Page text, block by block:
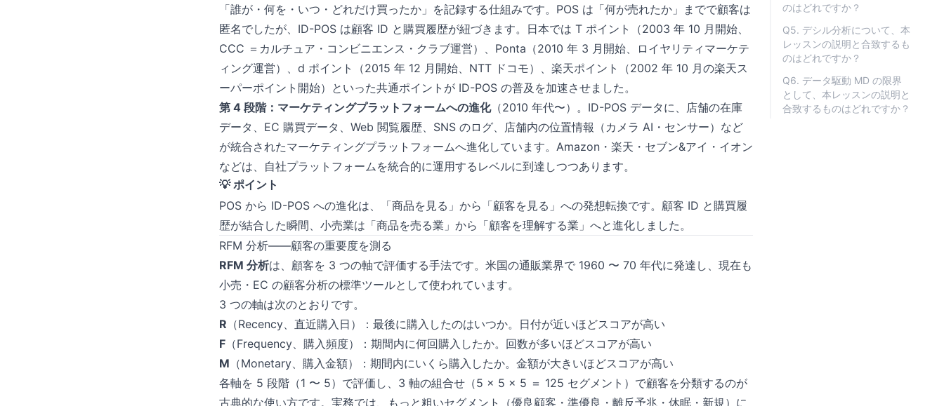
「誰が・何を・いつ・どれだけ買ったか」を記録する仕組みです。POS は「何が売れたか」までで顧客は
匿名でしたが、ID-POS は顧客 ID と購買履歴が紐づきます。日本では T ポイント（2003 年 10 月開始、
CCC ＝カルチュア・コンビニエンス・クラブ運営）、Ponta（2010 年 3 月開始、ロイヤリティマーケテ
ィング運営）、d ポイント（2015 年 12 月開始、NTT ドコモ）、楽天ポイント（2002 年 10 月の楽天ス
ーパーポイント開始）といった共通ポイントが ID-POS の普及を加速させました。
第 4 段階：マーケティングプラットフォームへの進化（2010 年代〜）。ID-POS データに、店舗の在庫
データ、EC 購買データ、Web 閲覧履歴、SNS のログ、店舗内の位置情報（カメラ AI・センサー）など
が統合されたマーケティングプラットフォームへ進化しています。Amazon・楽天・セブン&アイ・イオン
などは、自社プラットフォームを統合的に運用するレベルに到達しつつあります。
💡 ポイント
POS から ID-POS への進化は、「商品を見る」から「顧客を見る」への発想転換です。顧客 ID と購買履
歴が結合した瞬間、小売業は「商品を売る業」から「顧客を理解する業」へと進化しました。
RFM 分析——顧客の重要度を測る
RFM 分析は、顧客を 3 つの軸で評価する手法です。米国の通販業界で 1960 〜 70 年代に発達し、現在も
小売・EC の顧客分析の標準ツールとして使われています。
3 つの軸は次のとおりです。
R （Recency、直近購入日）：最後に購入したのはいつか。日付が近いほどスコアが高い
F （Frequency、購入頻度）：期間内に何回購入したか。回数が多いほどスコアが高い
M （Monetary、購入金額）：期間内にいくら購入したか。金額が大きいほどスコアが高い
各軸を 5 段階（1 〜 5）で評価し、3 軸の組合せ（5 × 5 × 5 ＝ 125 セグメント）で顧客を分類するのが
古典的な使い方です。実務では、もっと粗いセグメント（優良顧客・準優良・離反予兆・休眠・新規）に
のはどれですか？
Q5. デシル分析について、本
レッスンの説明と合致するも
のはどれですか？
Q6. データ駆動 MD の限界
として、本レッスンの説明と
合致するものはどれですか？